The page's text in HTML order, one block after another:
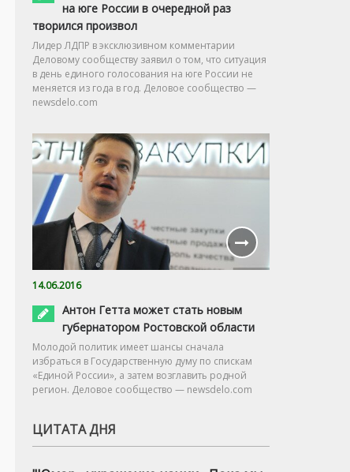
на юге России в очередной раз
творился произвол
Лидер ЛДПР в эксклюзивном комментарии
Деловому сообществу заявил о том, что ситуация
в день единого голосования на юге России не
меняется из года в год. Деловое сообщество —
newsdelo.com
14.06.2016
Антон Гетта может стать новым
губернатором Ростовской области
Молодой политик имеет шансы сначала
избраться в Государственную думу по спискам
«Единой России», а затем возглавить родной
регион. Деловое сообщество — newsdelo.com
ЦИТАТА ДНЯ